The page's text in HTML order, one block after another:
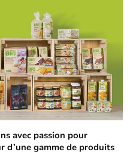
avec passion pour
d’une gamme de produits